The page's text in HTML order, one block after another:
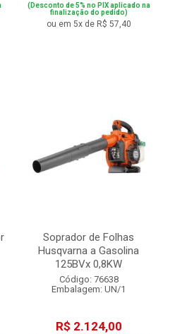
(Desconto de 5% no PIX aplicado na
finalização do pedido)
ou em 5x de R$ 57,40
Soprador de Folhas
Husqvarna a Gasolina
125BVx 0,8KW
Código: 76638
Embalagem: UN/1
R$ 2.124,00